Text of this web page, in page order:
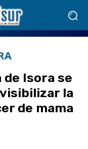
de Isora se
la
de mama